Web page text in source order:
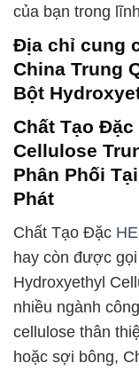
của bạn trong
Địa chỉ cung
China Trung
Bột
Chất Tạo
Cellulose
Phân Phối
Phát
Chất Tạo Đặc
hay còn được
Hydroxyethyl
nhiều ngành
cellulose thân
hoặc sợi bông,